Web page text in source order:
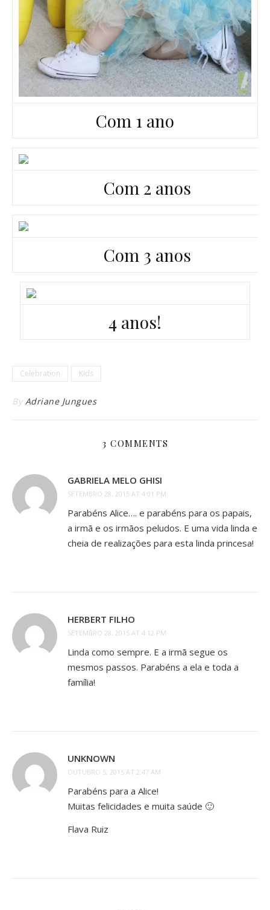
Com 1 ano
Com 2 anos
Com 3 anos
4 anos!
Celebration Kids
By Adriane Jungues
3 COMMENTS
GABRIELA MELO GHISI
SETEMBRO 28, 2015 AT 4:01 PM
Parabéns Alice…. e parabéns para os papais,
a irmã e os irmãos peludos. E uma vida linda e
cheia de realizações para esta linda princesa!
HERBERT FILHO
SETEMBRO 28, 2015 AT 4:12 PM
Linda como sempre. E a irmã segue os
mesmos passos. Parabéns a ela e toda a
família!
UNKNOWN
OUTUBRO 5, 2015 AT 2:47 AM
Parabéns para a Alice!
Muitas felicidades e muita saúde 🙂
Flava Ruiz